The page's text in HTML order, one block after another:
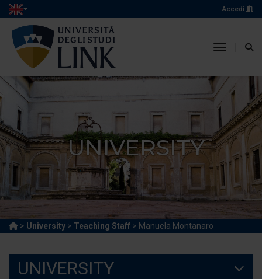
Accedi
toggle
UNIVERSITY
> University > Teaching Staff > Manuela Montanaro
UNIVERSITY